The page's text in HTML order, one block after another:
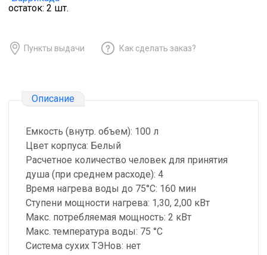
остаток: 2 шт.
Пункты выдачи Как сделать заказ?
Описание
Емкость (внутр. объем): 100 л
Цвет корпуса: Белый
Расчетное количество человек для принятия
душа (при среднем расходе): 4
Время нагрева воды до 75°С: 160 мин
Ступени мощности нагрева: 1,30, 2,00 кВт
Макс. потребляемая мощность: 2 кВт
Макс. температура воды: 75 °С
Система сухих ТЭНов: нет